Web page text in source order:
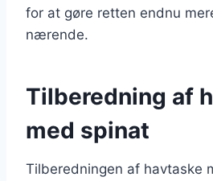
for at gøre retten endnu
nærende.
Tilberedning af
med spinat
Tilberedningen af havtaske